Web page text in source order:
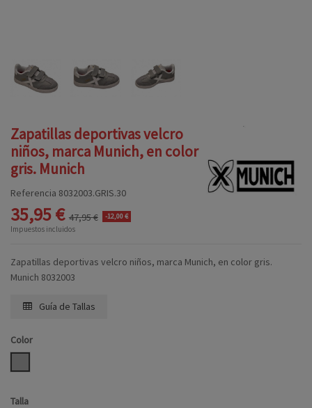
Zapatillas deportivas velcro
niños, marca Munich, en color
gris. Munich
Referencia 8032003.GRIS.30
35,95 € 47,95 € -12,00 €
Impuestos incluidos
Zapatillas deportivas velcro niños, marca Munich, en color gris.
Munich 8032003
Guía de Tallas
Color
Talla